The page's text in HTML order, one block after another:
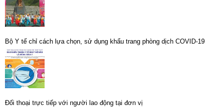
Bộ Y tế chỉ cách lựa chọn, sử dụng khẩu trang phòng dịch COVID-19
Đối thoại trực tiếp với người lao động tại đơn vị